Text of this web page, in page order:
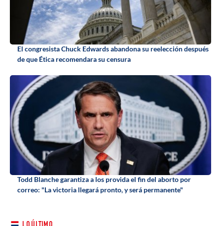
El congresista Chuck Edwards abandona su reelección después
de que Ética recomendara su censura
Todd Blanche garantiza a los provida el fin del aborto por
correo: "La victoria llegará pronto, y será permanente"